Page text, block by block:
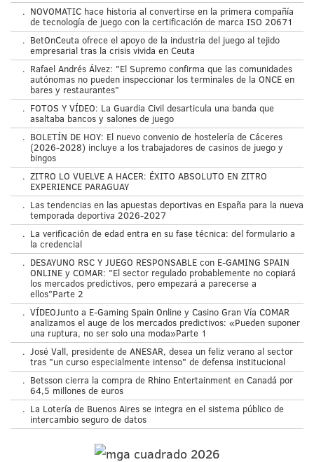
. NOVOMATIC hace historia al convertirse en la primera compañía
de tecnología de juego con la certificación de marca ISO 20671
. BetOnCeuta ofrece el apoyo de la industria del juego al tejido
empresarial tras la crisis vivida en Ceuta
. Rafael Andrés Álvez: "El Supremo confirma que las comunidades
autónomas no pueden inspeccionar los terminales de la ONCE en
bares y restaurantes"
. FOTOS Y VÍDEO: La Guardia Civil desarticula una banda que
asaltaba bancos y salones de juego
. BOLETÍN DE HOY: El nuevo convenio de hostelería de Cáceres
(2026-2028) incluye a los trabajadores de casinos de juego y
bingos
. ZITRO LO VUELVE A HACER: ÉXITO ABSOLUTO EN ZITRO
EXPERIENCE PARAGUAY
. Las tendencias en las apuestas deportivas en España para la nueva
temporada deportiva 2026-2027
. La verificación de edad entra en su fase técnica: del formulario a
la credencial
. DESAYUNO RSC Y JUEGO RESPONSABLE con E-GAMING SPAIN
ONLINE y COMAR: "El sector regulado probablemente no copiará
los mercados predictivos, pero empezará a parecerse a
ellos"Parte 2
. VÍDEOJunto a E-Gaming Spain Online y Casino Gran Vía COMAR
analizamos el auge de los mercados predictivos: «Pueden suponer
una ruptura, no ser solo una moda»Parte 1
. José Vall, presidente de ANESAR, desea un feliz verano al sector
tras "un curso especialmente intenso" de defensa institucional
. Betsson cierra la compra de Rhino Entertainment en Canadá por
64,5 millones de euros
. La Lotería de Buenos Aires se integra en el sistema público de
intercambio seguro de datos